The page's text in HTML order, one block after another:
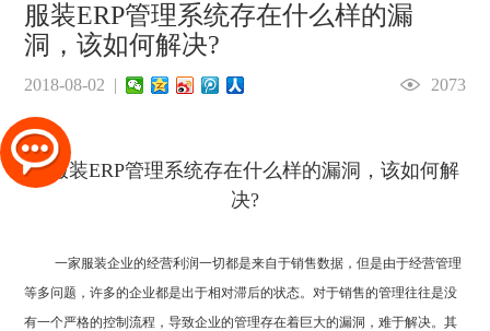
服装ERP管理系统存在什么样的漏
洞，该如何解决?
2018-08-02 | 2073
一家服装企业的经营利润一切都是来自于销售数据，但是由于经营管理
等多问题，许多的企业都是出于相对滞后的状态。对于销售的管理往往是没
有一个严格的控制流程，导致企业的管理存在着巨大的漏洞，难于解决。其